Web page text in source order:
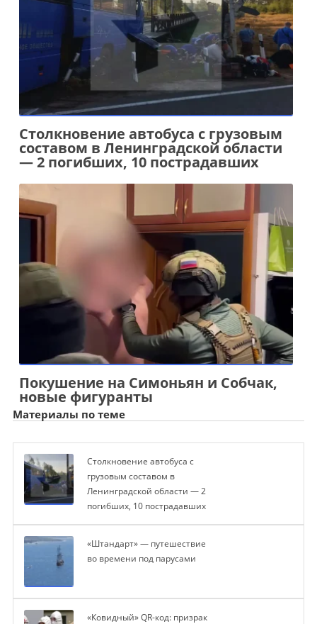
Столкновение автобуса с грузовым
составом в Ленинградской области
— 2 погибших, 10 пострадавших
Покушение на Симоньян и Собчак,
новые фигуранты
Материалы по теме
Столкновение автобуса с
грузовым составом в
Ленинградской области — 2
погибших, 10 пострадавших
«Штандарт» — путешествие
во времени под парусами
«Ковидный» QR-код: призрак